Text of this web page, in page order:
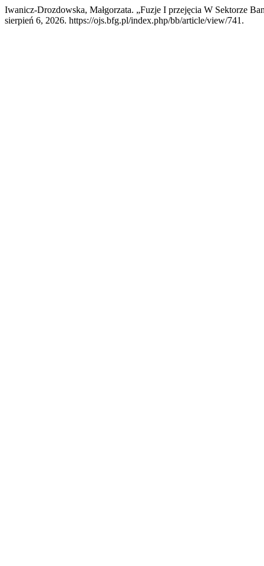
Iwanicz-Drozdowska, Małgorzata. „Fuzje I przejęcia W Sektorze
sierpień 6, 2026. https://ojs.bfg.pl/index.php/bb/article/view/741.